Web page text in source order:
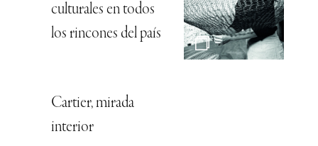
culturales en todos
los rincones del país
Cartier, mirada
interior